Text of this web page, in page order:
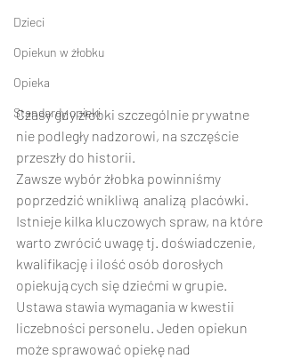
Dzieci
Opiekun w żłobku
Opieka
Standardy opieki
Czasy gdy żłobki szczególnie prywatne
nie podległy nadzorowi, na szczęście
przeszły do historii.
Zawsze wybór żłobka powinniśmy
poprzedzić wnikliwą analizą placówki.
Istnieje kilka kluczowych spraw, na które
warto zwrócić uwagę tj. doświadczenie,
kwalifikację i ilość osób dorosłych
opiekujących się dziećmi w grupie.
Ustawa stawia wymagania w kwestii
liczebności personelu. Jeden opiekun
może sprawować opiekę nad